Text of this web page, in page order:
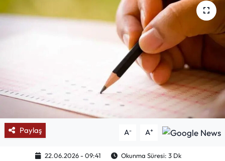
Paylaş A- A+
22.06.2026 - 09:41 Okunma Süresi: 3 Dk
Magazin
Manşet
Köşe Yazıları
Karikatür Galeri